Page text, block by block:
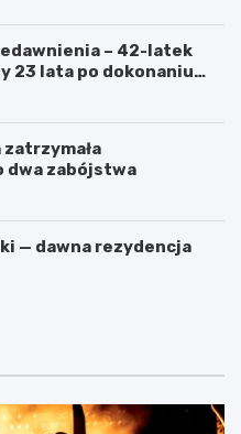
– 42-latek
23 lata po dokonaniu
dwa zabójstwa
— dawna rezydencja